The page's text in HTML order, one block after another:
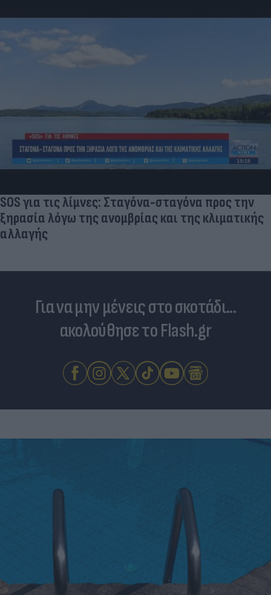
Στη «δίνη» του υπερτουρισμού τα
Από «απάτητος» παράδεισος σε...
νησί
Για να μην μένεις στο σκοτάδι...
ακολούθησε το Flash.gr